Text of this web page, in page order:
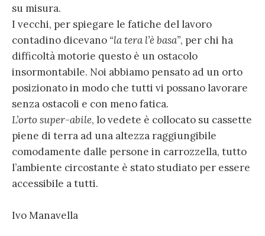
su misura.
I vecchi, per spiegare le fatiche del lavoro
contadino dicevano “la tera l’è basa”, per chi ha
difficoltà motorie questo è un ostacolo
insormontabile. Noi abbiamo pensato ad un orto
posizionato in modo che tutti vi possano lavorare
senza ostacoli e con meno fatica.
L’orto super-abile, lo vedete è collocato su cassette
piene di terra ad una altezza raggiungibile
comodamente dalle persone in carrozzella, tutto
l’ambiente circostante è stato studiato per essere
accessibile a tutti.
Ivo Manavella